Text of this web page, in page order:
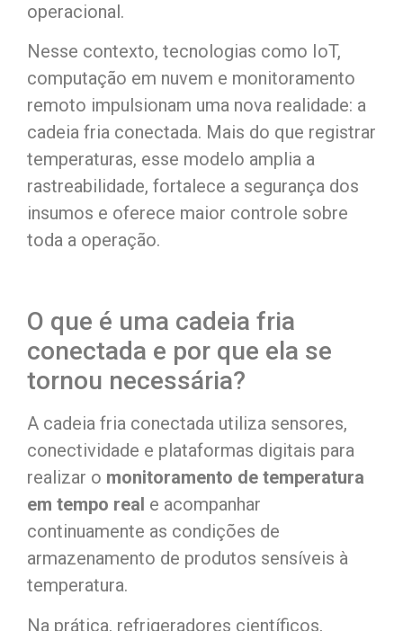
operacional.
Nesse contexto, tecnologias como IoT,
computação em nuvem e monitoramento
remoto impulsionam uma nova realidade: a
cadeia fria conectada. Mais do que registrar
temperaturas, esse modelo amplia a
rastreabilidade, fortalece a segurança dos
insumos e oferece maior controle sobre
toda a operação.
O que é uma cadeia fria
conectada e por que ela se
tornou necessária?
A cadeia fria conectada utiliza sensores,
conectividade e plataformas digitais para
realizar o monitoramento de temperatura
em tempo real e acompanhar
continuamente as condições de
armazenamento de produtos sensíveis à
temperatura.
Na prática, refrigeradores científicos,